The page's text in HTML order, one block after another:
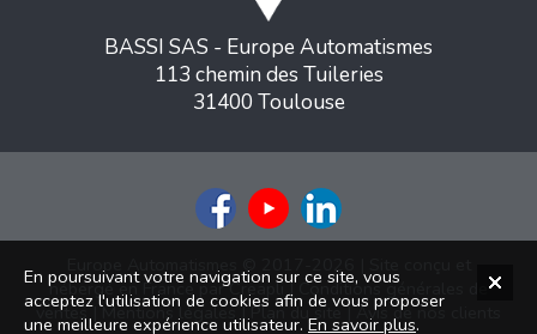
BASSI SAS - Europe Automatismes
113 chemin des Tuileries
31400 Toulouse
Europe Automatismes © 2017-2026 | Site conçu et
hébergé en France parCreapli| Conditions générales de
ventes|Mentions légales|Plan du site|Avis de nos clients
En poursuivant votre navigation sur ce site, vous
acceptez l'utilisation de cookies afin de vous proposer
une meilleure expérience utilisateur. En savoir plus.